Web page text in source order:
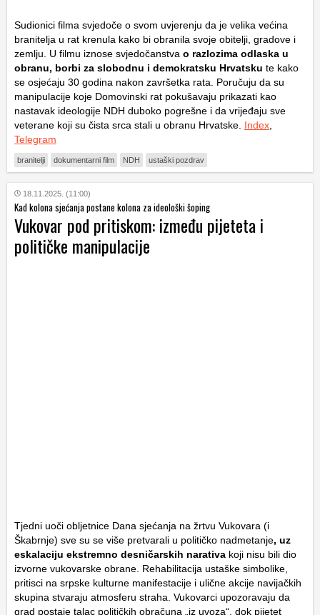
Sudionici filma svjedoče o svom uvjerenju da je velika većina
branitelja u rat krenula kako bi obranila svoje obitelji, gradove i
zemlju. U filmu iznose svjedočanstva o razlozima odlaska u
obranu, borbi za slobodnu i demokratsku Hrvatsku te kako
se osjećaju 30 godina nakon završetka rata. Poručuju da su
manipulacije koje Domovinski rat pokušavaju prikazati kao
nastavak ideologije NDH duboko pogrešne i da vrijeđaju sve
veterane koji su čista srca stali u obranu Hrvatske. Index
Telegram
branitelji dokumentarni film NDH ustaški pozdrav
18.11.2025. (11:00)
Kad kolona sjećanja postane kolona za ideološki šoping
Vukovar pod pritiskom: između pijeteta i
političke manipulacije
Tjedni uoči obljetnice Dana sjećanja na žrtvu Vukovara (i
Škabrnje) sve su se više pretvarali u političko nadmetanje, uz
eskalaciju ekstremno desničarskih narativa koji nisu bili dio
izvorne vukovarske obrane. Rehabilitacija ustaške simbolike,
pritisci na srpske kulturne manifestacije i ulične akcije navijačkih
skupina stvaraju atmosferu straha. Vukovarci upozoravaju da
grad postaje talac političkih obračuna „iz uvoza“, dok pijetet